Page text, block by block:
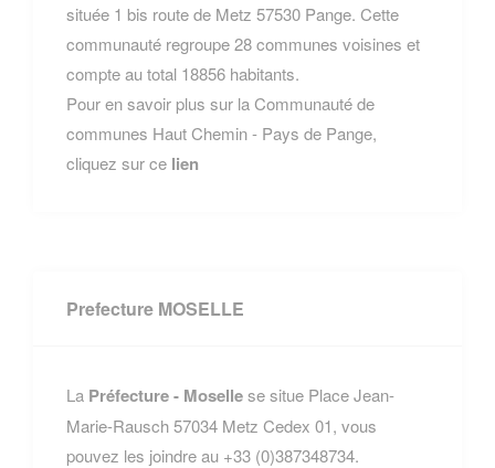
située 1 bis route de Metz 57530 Pange. Cette
communauté regroupe 28 communes voisines et
compte au total 18856 habitants.
Pour en savoir plus sur la Communauté de
communes Haut Chemin - Pays de Pange,
cliquez sur ce lien
Prefecture MOSELLE
La Préfecture - Mosellese situe Place Jean-
Marie-Rausch 57034 Metz Cedex 01, vous
pouvez les joindre au +33 (0)387348734.